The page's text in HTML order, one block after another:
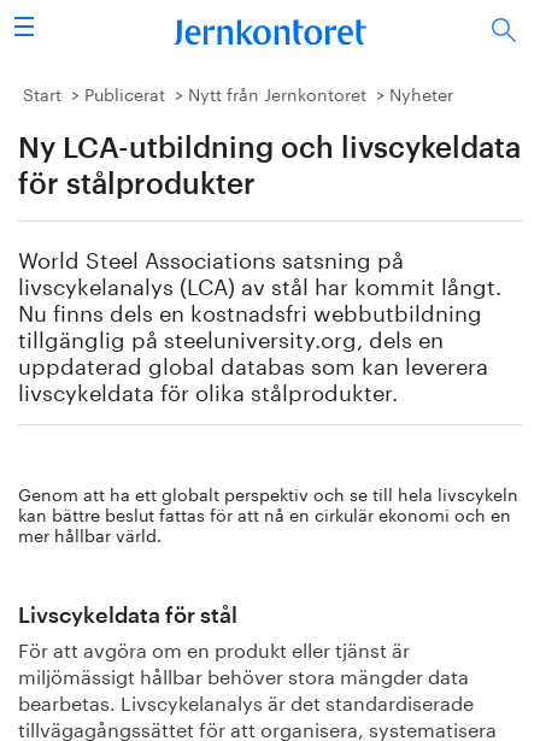
Sök
Stålindustrin
Vision 2050
Energi/miljö
Vi tycker
Publicerat
Om oss
Start Publicerat Nytt från Jernkontoret Nyheter
Ny LCA-utbildning och livscykeldata
för stålprodukter
World Steel Associations satsning på
livscykelanalys (LCA) av stål har kommit långt.
Nu finns dels en kostnadsfri webbutbildning
tillgänglig på steeluniversity.org, dels en
uppdaterad global databas som kan leverera
livscykeldata för olika stålprodukter.
Genom att ha ett globalt perspektiv och se till hela livscykeln
kan bättre beslut fattas för att nå en cirkulär ekonomi och en
mer hållbar värld.
Livscykeldata för stål
För att avgöra om en produkt eller tjänst är
miljömässigt hållbar behöver stora mängder data
bearbetas. Livscykelanalys är det standardiserade
tillvägagångssättet för att organisera, systematisera